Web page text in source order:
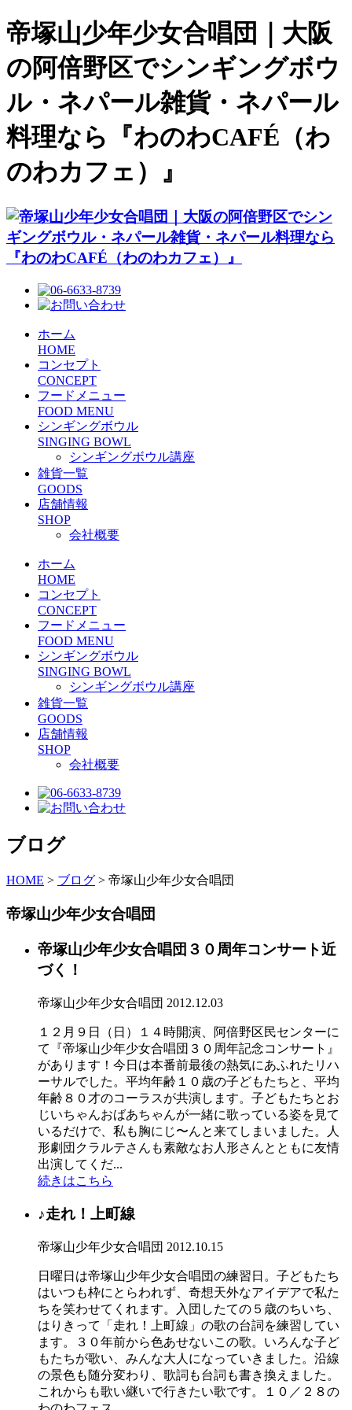
帝塚山少年少女合唱団｜大阪
の阿倍野区でシンギングボウ
ル・ネパール雑貨・ネパール
料理なら『わのわCAFÉ（わ
のわカフェ）』
ホーム
HOME
コンセプト
CONCEPT
フードメニュー
FOOD MENU
シンギングボウル
SINGING BOWL
シンギングボウル講座
雑貨一覧
GOODS
店舗情報
SHOP
会社概要
ホーム
HOME
コンセプト
CONCEPT
フードメニュー
FOOD MENU
シンギングボウル
SINGING BOWL
シンギングボウル講座
雑貨一覧
GOODS
店舗情報
SHOP
会社概要
ブログ
HOME > ブログ > 帝塚山少年少女合唱団
帝塚山少年少女合唱団
帝塚山少年少女合唱団３０周年コンサート近
づく！
帝塚山少年少女合唱団 2012.12.03
１２月９日（日）１４時開演、阿倍野区民センターに
て『帝塚山少年少女合唱団３０周年記念コンサート』
があります！今日は本番前最後の熱気にあふれたリハ
ーサルでした。平均年齢１０歳の子どもたちと、平均
年齢８０才のコーラスが共演します。子どもたちとお
じいちゃんおばあちゃんが一緒に歌っている姿を見て
いるだけで、私も胸にじ〜んと来てしまいました。人
形劇団クラルテさんも素敵なお人形さんとともに友情
出演してくだ...
続きはこちら
♪走れ！上町線
帝塚山少年少女合唱団 2012.10.15
日曜日は帝塚山少年少女合唱団の練習日。子どもたち
はいつも枠にとらわれず、奇想天外なアイデアで私た
ちを笑わせてくれます。入団したての５歳のちいち、
はりきって「走れ！上町線」の歌の台詞を練習してい
ます。３０年前から色あせないこの歌。いろんな子ど
もたちが歌い、みんな大人になっていきました。沿線
の景色も随分変わり、歌詞も台詞も書き換えました。
これからも歌い継いで行きたい歌です。１０／２８の